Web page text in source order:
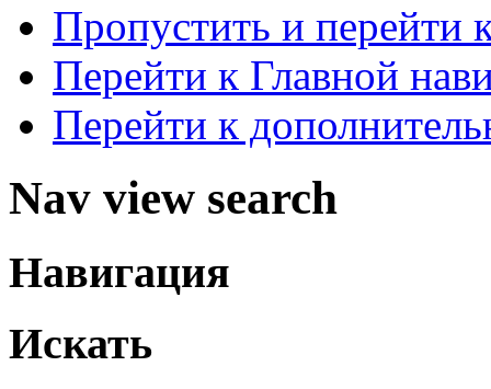
Пропустить и перейти
Перейти к Главной
Перейти к
Nav view search
Навигация
Искать